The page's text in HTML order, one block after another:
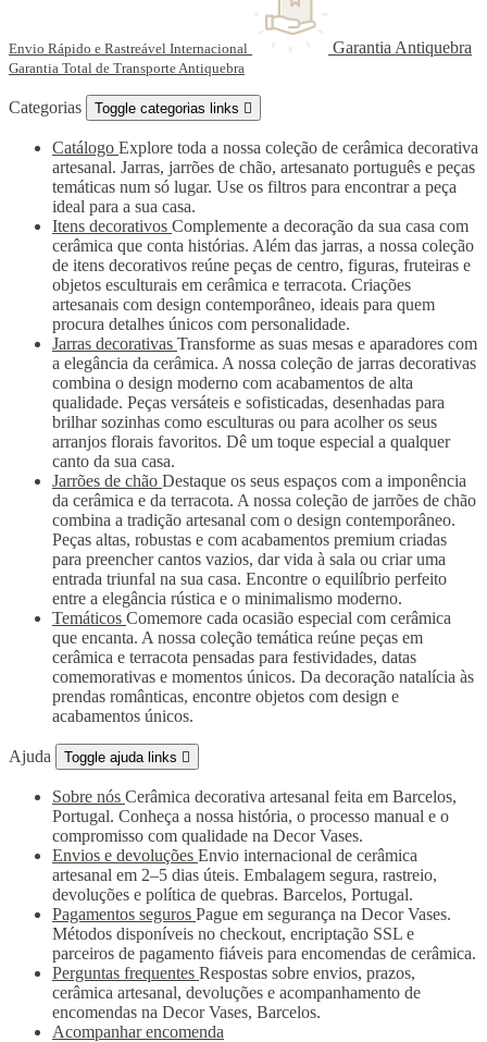
Envio Rápido e Rastreável Internacional Garantia Antiquebra
Garantia Total de Transporte Antiquebra
Categorias Toggle categorias links 
Catálogo Explore toda a nossa coleção de cerâmica decorativa
artesanal. Jarras, jarrões de chão, artesanato português e peças
temáticas num só lugar. Use os filtros para encontrar a peça
ideal para a sua casa.
Itens decorativos Complemente a decoração da sua casa com
cerâmica que conta histórias. Além das jarras, a nossa coleção
de itens decorativos reúne peças de centro, figuras, fruteiras e
objetos esculturais em cerâmica e terracota. Criações
artesanais com design contemporâneo, ideais para quem
procura detalhes únicos com personalidade.
Jarras decorativas Transforme as suas mesas e aparadores com
a elegância da cerâmica. A nossa coleção de jarras decorativas
combina o design moderno com acabamentos de alta
qualidade. Peças versáteis e sofisticadas, desenhadas para
brilhar sozinhas como esculturas ou para acolher os seus
arranjos florais favoritos. Dê um toque especial a qualquer
canto da sua casa.
Jarrões de chão Destaque os seus espaços com a imponência
da cerâmica e da terracota. A nossa coleção de jarrões de chão
combina a tradição artesanal com o design contemporâneo.
Peças altas, robustas e com acabamentos premium criadas
para preencher cantos vazios, dar vida à sala ou criar uma
entrada triunfal na sua casa. Encontre o equilíbrio perfeito
entre a elegância rústica e o minimalismo moderno.
Temáticos Comemore cada ocasião especial com cerâmica
que encanta. A nossa coleção temática reúne peças em
cerâmica e terracota pensadas para festividades, datas
comemorativas e momentos únicos. Da decoração natalícia às
prendas românticas, encontre objetos com design e
acabamentos únicos.
Ajuda Toggle ajuda links 
Sobre nós Cerâmica decorativa artesanal feita em Barcelos,
Portugal. Conheça a nossa história, o processo manual e o
compromisso com qualidade na Decor Vases.
Envios e devoluções Envio internacional de cerâmica
artesanal em 2–5 dias úteis. Embalagem segura, rastreio,
devoluções e política de quebras. Barcelos, Portugal.
Pagamentos seguros Pague em segurança na Decor Vases.
Métodos disponíveis no checkout, encriptação SSL e
parceiros de pagamento fiáveis para encomendas de cerâmica.
Perguntas frequentes Respostas sobre envios, prazos,
cerâmica artesanal, devoluções e acompanhamento de
encomendas na Decor Vases, Barcelos.
Acompanhar encomenda